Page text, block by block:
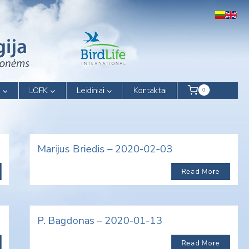
LOFK Leidiniai Kontaktai 0
Marijus Briedis – 2020-02-03
Read More
P. Bagdonas – 2020-01-13
Read More